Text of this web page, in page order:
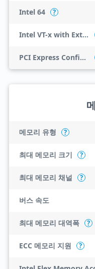
Intel 64 ?
Intel VT-x with Extended Page Tables (EPT)
PCI Express Configurations
메모리 유형 ?
최대 메모리 크기 ?
최대 메모리 채널 ?
버스 속도
최대 메모리 대역폭 ?
ECC 메모리 지원 ?